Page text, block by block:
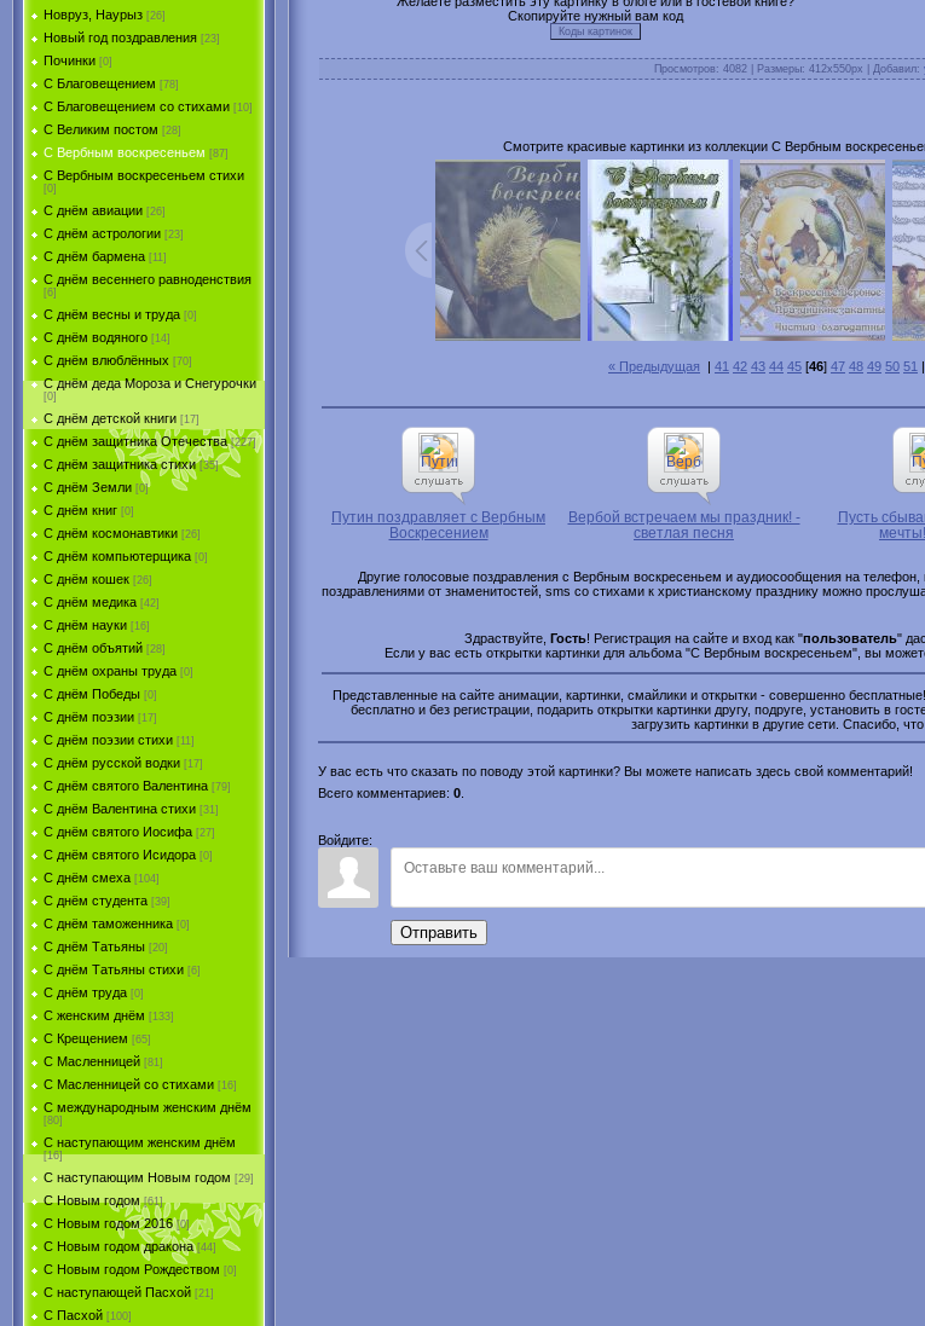
Новруз, Наурыз [26]
Новый год поздравления [23]
Починки [0]
С Благовещением [78]
С Благовещением со стихами [10]
С Великим постом [28]
С Вербным воскресеньем [87]
С Вербным воскресеньем стихи
[0]
С днём авиации [26]
С днём астрологии [23]
С днём бармена [11]
С днём весеннего равноденствия
[6]
С днём весны и труда [0]
С днём водяного [14]
С днём влюблённых [70]
С днём деда Мороза и Снегурочки
[0]
С днём детской книги [17]
С днём защитника Отечества [227]
С днём защитника стихи [35]
С днём Земли [0]
С днём книг [0]
С днём космонавтики [26]
С днём компьютерщика [0]
С днём кошек [26]
С днём медика [42]
С днём науки [16]
С днём объятий [28]
С днём охраны труда [0]
С днём Победы [0]
С днём поэзии [17]
С днём поэзии стихи [11]
С днём русской водки [17]
С днём святого Валентина [79]
С днём Валентина стихи [31]
С днём святого Иосифа [27]
С днём святого Исидора [0]
С днём смеха [104]
С днём студента [39]
С днём таможенника [0]
С днём Татьяны [20]
С днём Татьяны стихи [6]
С днём труда [0]
С женским днём [133]
С Крещением [65]
С Масленницей [81]
С Масленницей со стихами [16]
С международным женским днём
[80]
С наступающим женским днём
[16]
С наступающим Новым годом [29]
С Новым годом [61]
С Новым годом 2016 [0]
С Новым годом дракона [44]
С Новым годом Рождеством [0]
С наступающей Пасхой [21]
С Пасхой [100]
Скопируйте нужный вам код
Просмотров: 4082 | Размеры: 412x550px | Добавил:
Смотрите красивые картинки из коллекции С Вербным
« Предыдущая | 41 42 43 44 45 [46] 47 48 49 50 51 |
Путин поздравляет с Вербным
Воскресением
Вербой встречаем мы праздник! -
светлая песня
Пусть
Другие голосовые поздравления с Вербным воскресеньем и аудиосообщения на
поздравлениями от знаменитостей, sms со стихами к христианскому празднику можно
Здраствуйте, Гость! Регистрация на сайте и вход как "пользователь"
Если у вас есть открытки картинки для альбома "С Вербным воскресеньем", вы
Представленные на сайте анимации, картинки, смайлики и открытки - совершенно
бесплатно и без регистрации, подарить открытки картинки другу, подруге, установить в
загрузить картинки в другие сети. Спасибо,
У вас есть что сказать по поводу этой картинки? Вы можете написать здесь свой комментарий!
Всего комментариев: 0
Войдите:
Отправить